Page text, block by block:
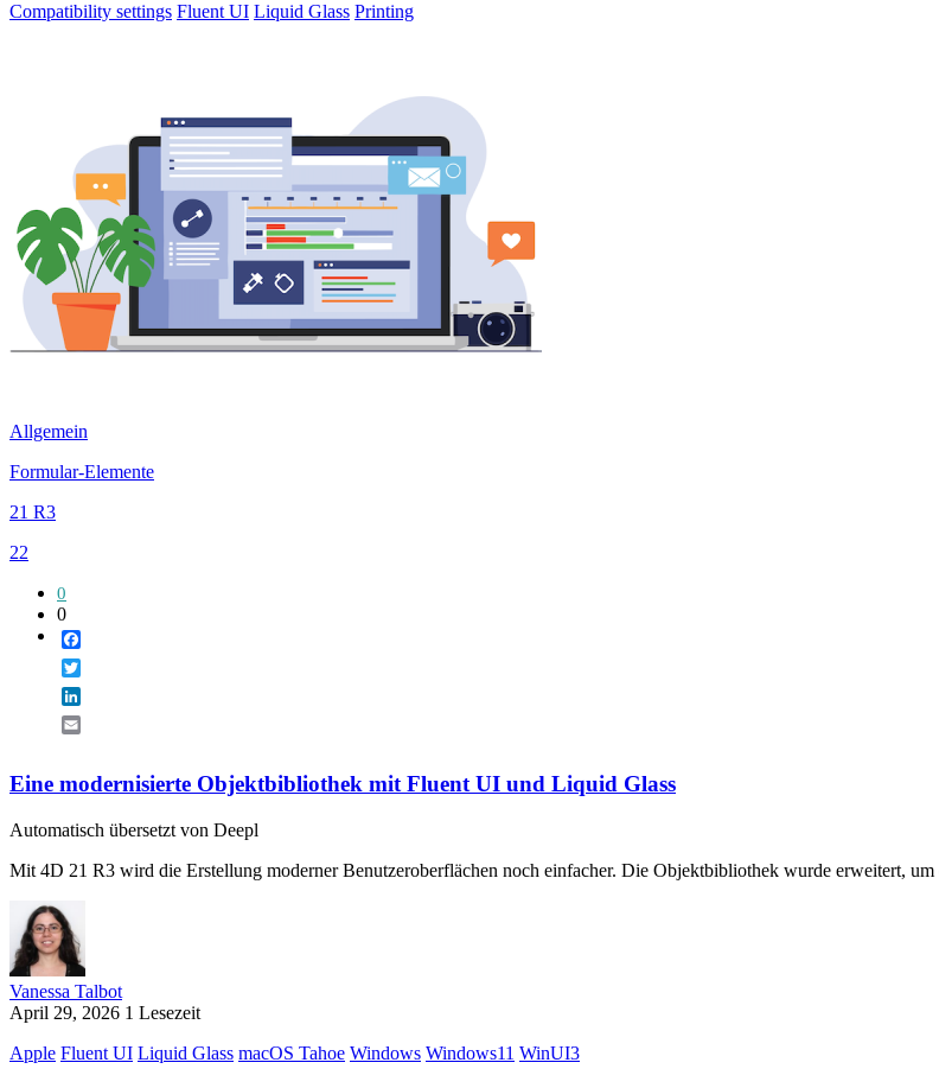
Compatibility settings Fluent UI Liquid Glass Printing
Allgemein
Formular-Elemente
21 R3
22
0
0
Eine modernisierte Objektbibliothek mit Fluent UI und Liquid Glass
Automatisch übersetzt von Deepl
Mit 4D 21 R3 wird die Erstellung moderner Benutzeroberflächen noch einfacher. Die Objektbibliothek wurde erweitert, um
Vanessa Talbot
April 29, 2026 1 Lesezeit
Apple Fluent UI Liquid Glass macOS Tahoe Windows Windows11 WinUI3